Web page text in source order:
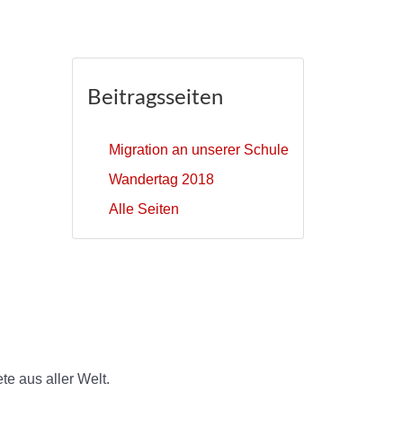
Beitragsseiten
Migration an unserer Schule
Wandertag 2018
Alle Seiten
aus aller Welt.